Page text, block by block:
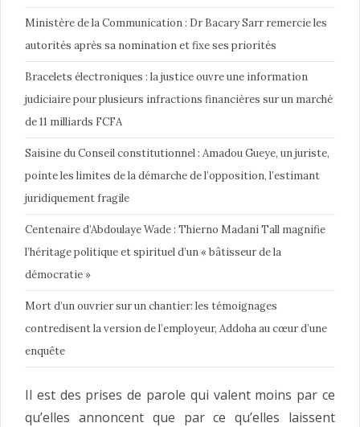
Ministère de la Communication : Dr Bacary Sarr remercie les
autorités après sa nomination et fixe ses priorités
Bracelets électroniques : la justice ouvre une information
judiciaire pour plusieurs infractions financières sur un marché
de 11 milliards FCFA
Saisine du Conseil constitutionnel : Amadou Gueye, un juriste,
pointe les limites de la démarche de l’opposition, l’estimant
juridiquement fragile
Centenaire d’Abdoulaye Wade : Thierno Madani Tall magnifie
l’héritage politique et spirituel d’un « bâtisseur de la
démocratie »
Mort d’un ouvrier sur un chantier: les témoignages
contredisent la version de l’employeur, Addoha au cœur d’une
enquête
Il est des prises de parole qui valent moins par ce
qu’elles annoncent que par ce qu’elles laissent